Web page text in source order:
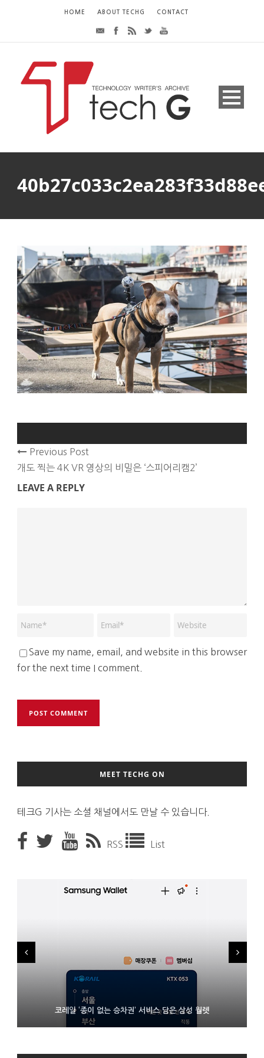
HOME ABOUT TECHG CONTACT
Previous Post
개도 찍는 4K VR 영상의 비밀은 ‘스피어리캠2’
LEAVE A REPLY
Save my name, email, and website in this browser
for the next time I comment.
MEET TECHG ON
테크G 기사는 소셜 채널에서도 만날 수 있습니다.
RSS List
코레일 ‘종이 없는 승차권’ 서비스 담은 삼성 월렛
시력 조정 기능 얹고 가격 낮춘 공간 디스플레이 안경 ‘비추어 프로
2’ 공개
D램 부족에 10억달러어치 아이폰18 프로세서 패키징 대기 중